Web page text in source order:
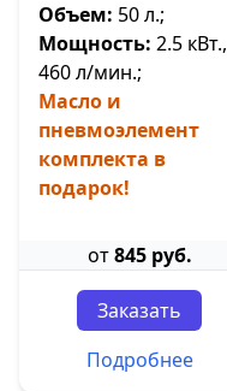
Объем: 50 л.;
Мощность: 2.5 кВт.,
460 л/мин.;
Масло и
пневмоэлемент
комплекта в
подарок!
от845 руб.
Заказать
Подробнее